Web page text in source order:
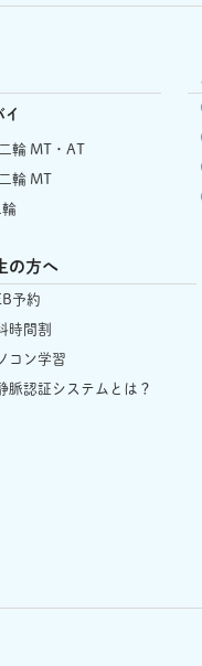
イ
輪 MT・AT
輪 MT
の方へ
予約
時間割
コン学習
脈認証システムとは？